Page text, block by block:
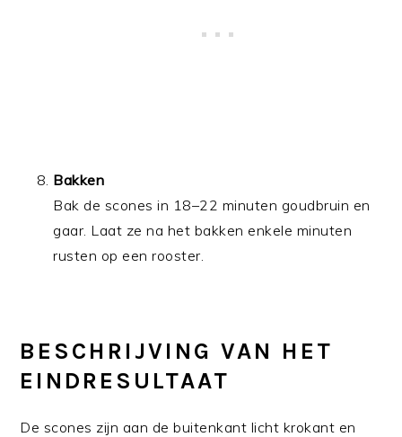
Bakken
Bak de scones in 18–22 minuten goudbruin en
gaar. Laat ze na het bakken enkele minuten
rusten op een rooster.
BESCHRIJVING VAN HET
EINDRESULTAAT
De scones zijn aan de buitenkant licht krokant en